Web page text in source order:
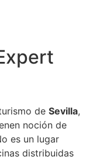
de Sevilla,
noción de
es un lugar
distribuidas